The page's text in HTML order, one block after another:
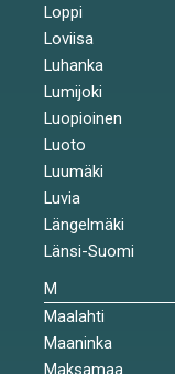
Loppi
Loviisa
Luhanka
Lumijoki
Luopioinen
Luoto
Luumäki
Luvia
Längelmäki
Länsi-Suomi
M
Maalahti
Maaninka
Maksamaa